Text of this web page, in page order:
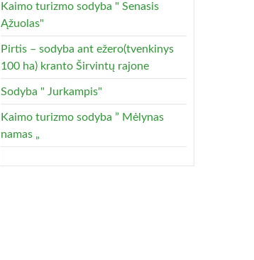
Kaimo turizmo sodyba " Senasis
Ąžuolas"
Pirtis – sodyba ant ežero(tvenkinys
100 ha) kranto Širvintų rajone
Sodyba " Jurkampis"
Kaimo turizmo sodyba ” Mėlynas
namas „